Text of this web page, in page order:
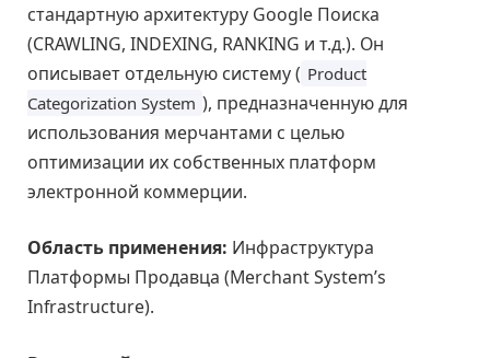
стандартную архитектуру Google Поиска
(CRAWLING, INDEXING, RANKING и т.д.). Он
описывает отдельную систему ( Product
Categorization System ), предназначенную для
использования мерчантами с целью
оптимизации их собственных платформ
электронной коммерции.
Область применения: Инфраструктура
Платформы Продавца (Merchant System’s
Infrastructure).